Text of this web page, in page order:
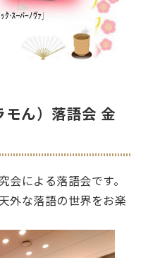
ん）落語会 金
による落語会です。
外な落語の世界をお楽